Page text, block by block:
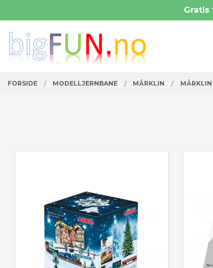
til
innholdet
Gratis
PRODUKTER
FORSIDE MODELLJERNBANE MÄRKLIN MÄRKLIN